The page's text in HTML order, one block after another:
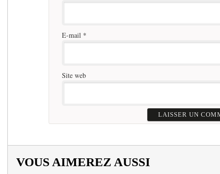
E-mail *
Site web
VOUS AIMEREZ AUSSI